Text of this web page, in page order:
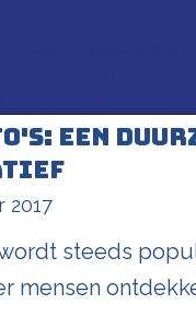
een
2017
steeds
mensen